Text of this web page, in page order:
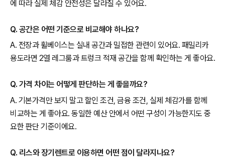
에 따라 실제 체감 안전성은 달라질 수 있어요.
Q. 공간은 어떤 기준으로 비교해야 하나요?
A. 전장과 휠베이스는 실내 공간과 밀접한 관련이 있어요. 패밀리카
용도라면 2열 레그룸과 트렁크 적재 공간을 함께 확인하는 게 좋아요.
Q. 가격 차이는 어떻게 판단하는 게 좋을까요?
A. 기본가격만 보지 말고 할인 조건, 금융 조건, 실제 체감가를 함께
비교하는 게 좋아요. 동일한 예산 안에서 어떤 구성이 가능한지도 중
요한 판단 기준이에요.
Q. 리스와 장기렌트로 이용하면 어떤 점이 달라지나요?